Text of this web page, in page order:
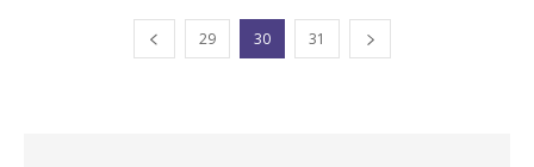
29 30 31